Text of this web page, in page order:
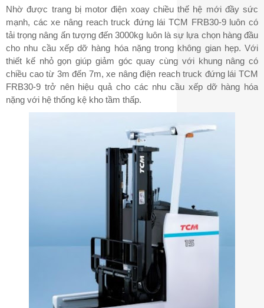
Nhờ được trang bị motor điện xoay chiều thế hệ mới đầy sức
mạnh, các xe nâng reach truck đứng lái TCM FRB30-9 luôn có
tải trọng nâng ấn tượng đến 3000kg luôn là sự lựa chọn hàng đầu
cho nhu cầu xếp dỡ hàng hóa nặng trong không gian hẹp. Với
thiết kế nhỏ gọn giúp giảm góc quay cùng với khung nâng có
chiều cao từ 3m đến 7m, xe nâng điện reach truck đứng lái TCM
FRB30-9 trở nên hiệu quả cho các nhu cầu xếp dỡ hàng hóa
nặng với hệ thống kệ kho tầm thấp.